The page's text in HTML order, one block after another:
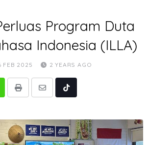
Program Duta
Indonesia (ILLA)
FEB 2025 2 YEARS AGO
Print
Share
Tiktok